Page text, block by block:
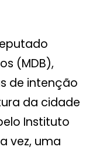
(MDB),
de intenção
da cidade
Instituto
vez, uma